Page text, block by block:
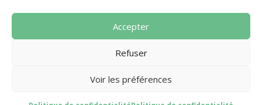
Accepter
Refuser
Voir les préférences
SIGNALER UN DYSFONCTIONNEMENT